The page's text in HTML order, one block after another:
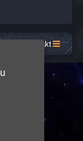
Kontakt